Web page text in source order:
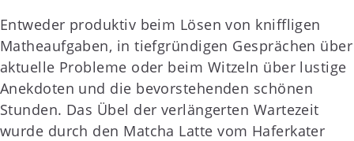
Entweder produktiv beim Lösen von kniffligen
Matheaufgaben, in tiefgründigen Gesprächen über
aktuelle Probleme oder beim Witzeln über lustige
Anekdoten und die bevorstehenden schönen
Stunden. Das Übel der verlängerten Wartezeit
wurde durch den Matcha Latte vom Haferkater